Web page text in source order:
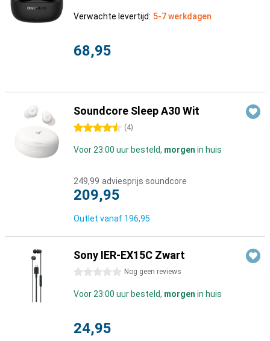
Verwachte levertijd: 5-7 werkdagen
68,95
Soundcore Sleep A30 Wit
4.5 sterren (4)
Voor 23:00 uur besteld, morgen in huis
249,99 adviesprijs soundcore
209,95
Outlet vanaf 196,95
Sony IER-EX15C Zwart
0 sterren Nog geen reviews
Voor 23:00 uur besteld, morgen in huis
24,95